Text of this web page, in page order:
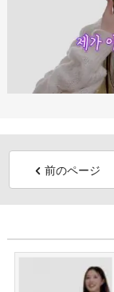
前のページ